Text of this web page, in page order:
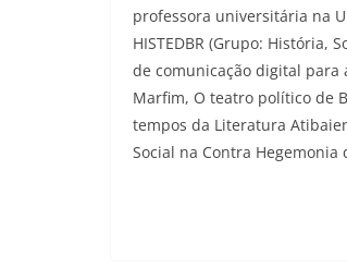
professora universitária na
HISTEDBR (Grupo: História,
de comunicação digital para
Marfim, O teatro político de
tempos da Literatura
Social na Contra Hegemonia